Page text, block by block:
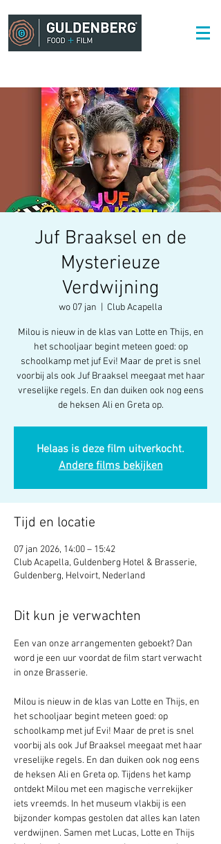
Juf Braaksel en de
Mysterieuze
Verdwijning
wo 07 jan Club Acapella
Milou is nieuw in de klas van Lotte en Thijs, en
het schooljaar begint meteen goed: op
schoolkamp met juf Evi! Maar de pret is snel
voorbij als ook Juf Braaksel meegaat met haar
vreselijke regels. En dan duiken ook nog eens
de heksen Ali en Greta op.
Helaas is deze film uitverkocht.
Andere films bekijken
Tijd en locatie
07 jan 2026, 14:00 – 15:42
Club Acapella, Guldenberg Hotel & Brasserie,
Guldenberg, Helvoirt, Nederland
Dit kun je verwachten
Een van onze arrangementen geboekt? Dan
word je een uur voordat de film start verwacht
in onze Brasserie.
Milou is nieuw in de klas van Lotte en Thijs, en
het schooljaar begint meteen goed: op
schoolkamp met juf Evi! Maar de pret is snel
voorbij als ook Juf Braaksel meegaat met haar
vreselijke regels. En dan duiken ook nog eens
de heksen Ali en Greta op. Tijdens het kamp
ontdekt Milou met een magische verrekijker
iets vreemds. In het museum vlakbij is een
bijzonder kompas gestolen dat alles kan laten
verdwijnen. Samen met Lucas, Lotte en Thijs